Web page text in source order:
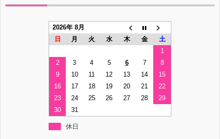
2026年 8月
日
月 火 水 木 金
土
1
2
3 4 5 6 7
8
9
10 11 12 13 14
15
16
17 18 19 20 21
22
23
24 25 26 27 28
29
30
31
休日